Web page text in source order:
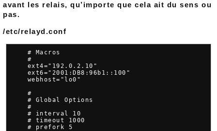
avant les relais, qu’importe que cela ait du sens ou
pas.
/etc/relayd.conf
    # Macros
    #
    ext4="192.0.2.10"
    ext6="2001:DB8:96b1::100"
    webhost="lo0"
    #
    # Global Options
    #
    # interval 10
    # timeout 1000
    # prefork 5